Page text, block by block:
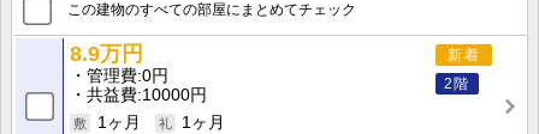
この建物のすべての部屋にまとめてチェック
新着
2階
8.9万円
管理費 0円
共益費 10000円
1ヶ月
1ヶ月